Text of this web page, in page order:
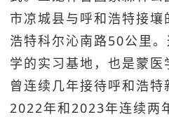
市凉城县与呼和浩特接
浩特科尔沁南路50公里
学的实习基地，也是蒙医
曾连续几年接待呼和浩特
2022年和2023年连续两